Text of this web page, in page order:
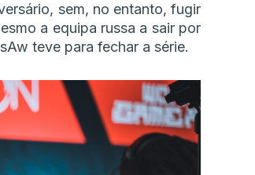
sem, no entanto, fugir
a equipa russa a sair por
teve para fechar a série.